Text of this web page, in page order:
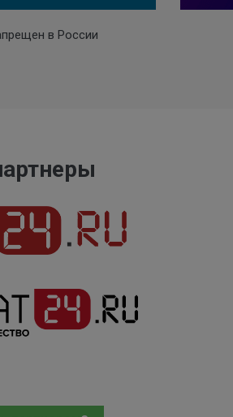
в России